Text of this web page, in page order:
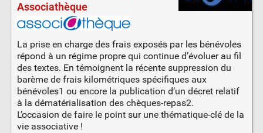
Associathèque
La prise en charge des frais exposés par les bénévoles
répond à un régime propre qui continue d’évoluer au fil
des textes. En témoignent la récente suppression du
barème de frais kilométriques spécifiques aux
bénévoles1 ou encore la publication d’un décret relatif
à la dématérialisation des chèques-repas2.
L’occasion de faire le point sur une thématique-clé de la
vie associative !